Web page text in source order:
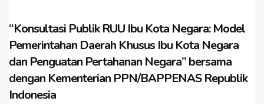
“Konsultasi Publik RUU Ibu Kota Negara: Model
Pemerintahan Daerah Khusus Ibu Kota Negara
dan Penguatan Pertahanan Negara” bersama
dengan Kementerian PPN/BAPPENAS Republik
Indonesia